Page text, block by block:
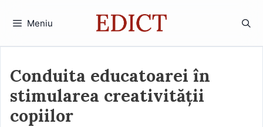
Meniu
Conduita educatoarei în
stimularea creativității
copiilor